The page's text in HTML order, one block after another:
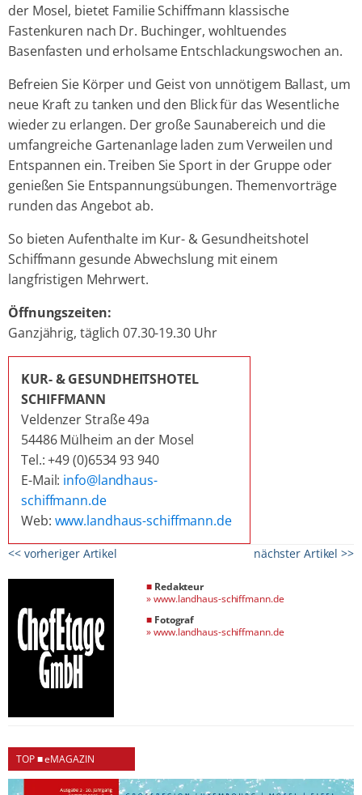
der Mosel, bietet Familie Schiffmann klassische
Fastenkuren nach Dr. Buchinger, wohltuendes
Basenfasten und erholsame Entschlackungswochen an.
Befreien Sie Körper und Geist von unnötigem Ballast, um
neue Kraft zu tanken und den Blick für das Wesentliche
wieder zu erlangen. Der große Saunabereich und die
umfangreiche Gartenanlage laden zum Verweilen und
Entspannen ein. Treiben Sie Sport in der Gruppe oder
genießen Sie Entspannungsübungen. Themenvorträge
runden das Angebot ab.
So bieten Aufenthalte im Kur- & Gesundheitshotel
Schiffmann gesunde Abwechslung mit einem
langfristigen Mehrwert.
Öffnungszeiten:
Ganzjährig, täglich 07.30-19.30 Uhr
KUR- & GESUNDHEITSHOTEL
SCHIFFMANN
Veldenzer Straße 49a
54486 Mülheim an der Mosel
Tel.: +49 (0)6534 93 940
E-Mail: info@landhaus-
schiffmann.de
Web: www.landhaus-schiffmann.de
<< vorheriger Artikel nächster Artikel >>
■ Redakteur
»www.landhaus-schiffmann.de
■ Fotograf
»www.landhaus-schiffmann.de
TOP ■ eMAGAZIN